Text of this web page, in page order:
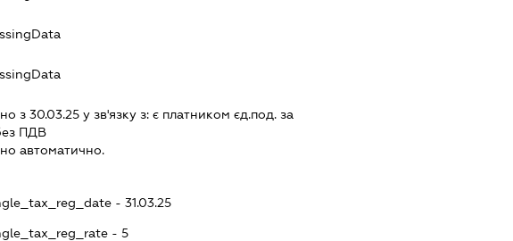
з 30.03.25 у зв'язку з: є платником єд.под. за
ПДВ
автоматично.
- 31.03.25
- 5